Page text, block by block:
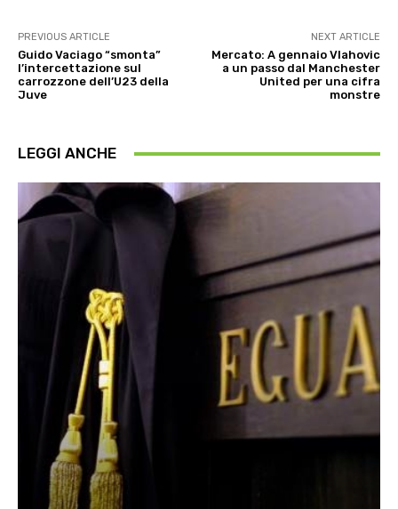
PREVIOUS ARTICLE
Guido Vaciago “smonta”
l’intercettazione sul
carrozzone dell’U23 della
Juve
NEXT ARTICLE
Mercato: A gennaio Vlahovic
a un passo dal Manchester
United per una cifra
monstre
LEGGI ANCHE